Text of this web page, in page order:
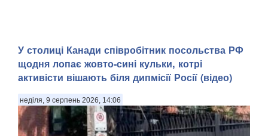
У столиці Канади співробітник посольства РФ
щодня лопає жовто-сині кульки, котрі
активісти вішають біля дипмісії Росії (відео)
неділя, 9 серпень 2026, 14:06